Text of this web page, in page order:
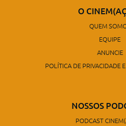
O
QUEM
EQUIPE
ANUNCIE
POLÍTICA DE PRIVACIDADE
NOSSOS
PODCAST